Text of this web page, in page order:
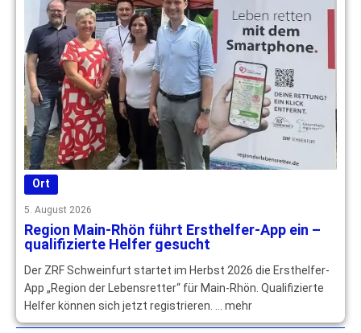
Ort
5. August 2026
Region Main-Rhön führt Ersthelfer-App ein –
qualifizierte Helfer gesucht
Der ZRF Schweinfurt startet im Herbst 2026 die Ersthelfer-
App „Region der Lebensretter“ für Main-Rhön. Qualifizierte
Helfer können sich jetzt registrieren. … mehr